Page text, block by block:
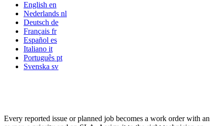
English en
Nederlands nl
Deutsch de
Français fr
Español es
Italiano it
Português pt
Svenska sv
Every reported issue or planned job becomes a work order with an